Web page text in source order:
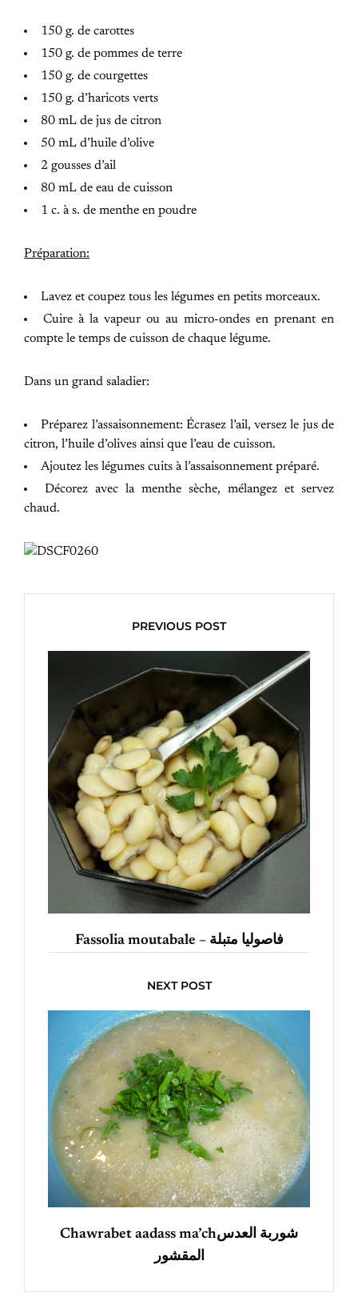
150 g. de carottes
150 g. de pommes de terre
150 g. de courgettes
150 g. d’haricots verts
80 mL de jus de citron
50 mL d’huile d’olive
2 gousses d’ail
80 mL de eau de cuisson
1 c. à s. de menthe en poudre
Préparation:
Lavez et coupez tous les légumes en petits morceaux.
Cuire à la vapeur ou au micro-ondes en prenant en
compte le temps de cuisson de chaque légume.
Dans un grand saladier:
Préparez l’assaisonnement: Écrasez l’ail, versez le jus de
citron, l’huile d’olives ainsi que l’eau de cuisson.
Ajoutez les légumes cuits à l’assaisonnement préparé.
Décorez avec la menthe sèche, mélangez et servez
chaud.
PREVIOUS POST
Fassolia moutabale – فاصوليا متبلة
NEXT POST
Chawrabet aadass ma’chشوربة العدس
المقشور